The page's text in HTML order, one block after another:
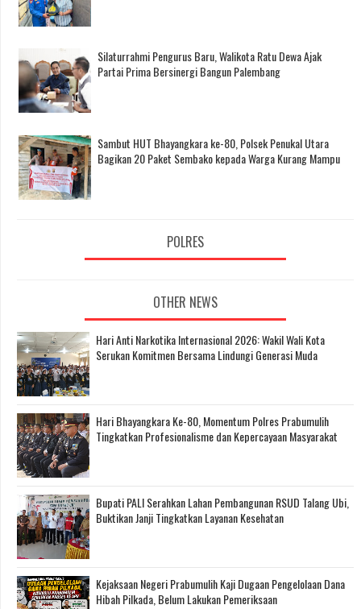
Silaturrahmi Pengurus Baru, Walikota Ratu Dewa Ajak
Partai Prima Bersinergi Bangun Palembang
Sambut HUT Bhayangkara ke-80, Polsek Penukal Utara
Bagikan 20 Paket Sembako kepada Warga Kurang Mampu
POLRES
OTHER NEWS
Hari Anti Narkotika Internasional 2026: Wakil Wali Kota
Serukan Komitmen Bersama Lindungi Generasi Muda
Hari Bhayangkara Ke-80, Momentum Polres Prabumulih
Tingkatkan Profesionalisme dan Kepercayaan Masyarakat
Bupati PALI Serahkan Lahan Pembangunan RSUD Talang Ubi,
Buktikan Janji Tingkatkan Layanan Kesehatan
Kejaksaan Negeri Prabumulih Kaji Dugaan Pengelolaan Dana
Hibah Pilkada, Belum Lakukan Pemeriksaan